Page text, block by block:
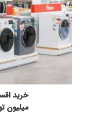
میلیون